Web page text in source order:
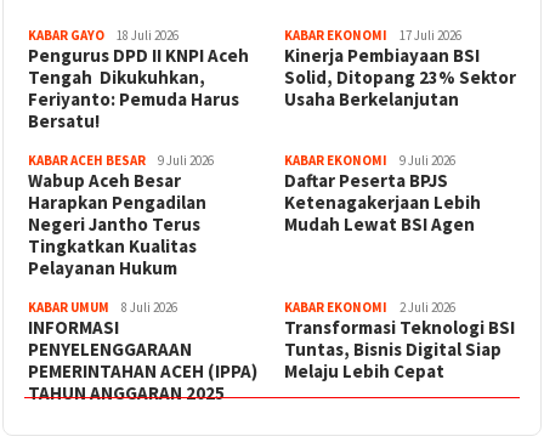
KABAR GAYO 18 Juli 2026
‎Pengurus DPD II KNPI Aceh
Tengah Dikukuhkan,
Feriyanto: Pemuda Harus
Bersatu!
KABAR EKONOMI 17 Juli 2026
Kinerja Pembiayaan BSI
Solid, Ditopang 23% Sektor
Usaha Berkelanjutan
KABAR ACEH BESAR 9 Juli 2026
Wabup Aceh Besar
Harapkan Pengadilan
Negeri Jantho Terus
Tingkatkan Kualitas
Pelayanan Hukum
KABAR EKONOMI 9 Juli 2026
Daftar Peserta BPJS
Ketenagakerjaan Lebih
Mudah Lewat BSI Agen
KABAR UMUM 8 Juli 2026
INFORMASI
PENYELENGGARAAN
PEMERINTAHAN ACEH (IPPA)
TAHUN ANGGARAN 2025
KABAR EKONOMI 2 Juli 2026
Transformasi Teknologi BSI
Tuntas, Bisnis Digital Siap
Melaju Lebih Cepat